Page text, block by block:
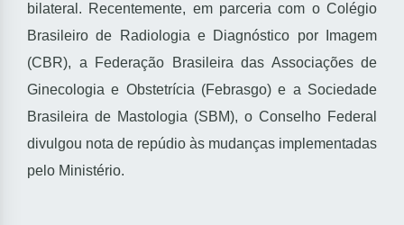
bilateral. Recentemente, em parceria com o Colégio
Brasileiro de Radiologia e Diagnóstico por Imagem
(CBR), a Federação Brasileira das Associações de
Ginecologia e Obstetrícia (Febrasgo) e a Sociedade
Brasileira de Mastologia (SBM), o Conselho Federal
divulgou nota de repúdio às mudanças implementadas
pelo Ministério.